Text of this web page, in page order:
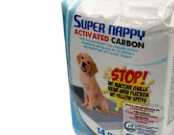
supporto 9 in modalità modale